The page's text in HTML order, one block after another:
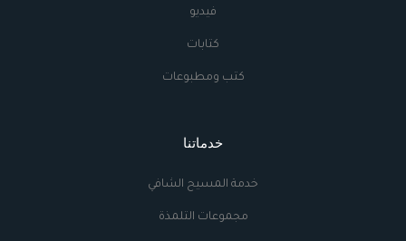
فيديو
كتابات
كتب ومطبوعات
خدماتنا
خدمة المسيح الشافي
مجموعات التلمذة